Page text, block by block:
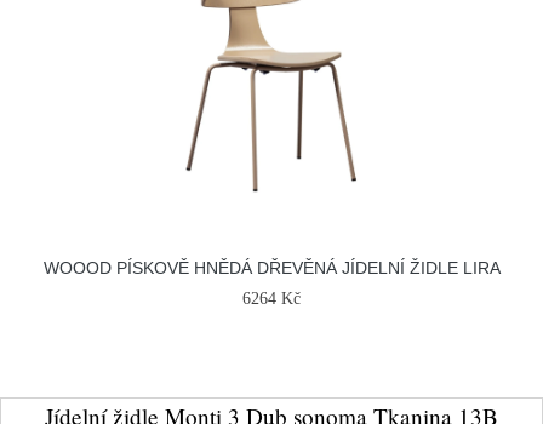
WOOOD PÍSKOVĚ HNĚDÁ DŘEVĚNÁ JÍDELNÍ ŽIDLE LIRA
6264 Kč
Jídelní židle Monti 3 Dub sonoma Tkanina 13B